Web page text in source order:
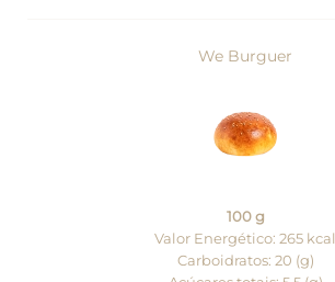
We Burguer
100 g
Valor Energético: 265 kcal
Carboidratos: 20 (g)